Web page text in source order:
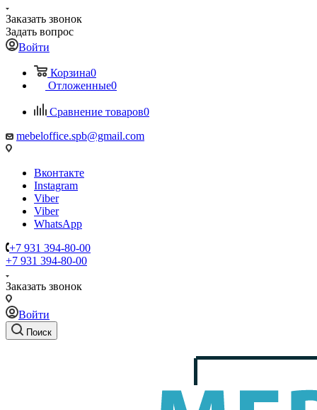
Заказать звонок
Задать вопрос
Войти
Корзина0
Отложенные0
Сравнение товаров0
mebeloffice.spb@gmail.com
Вконтакте
Instagram
Viber
Viber
WhatsApp
+7 931 394-80-00
+7 931 394-80-00
Заказать звонок
Войти
Поиск